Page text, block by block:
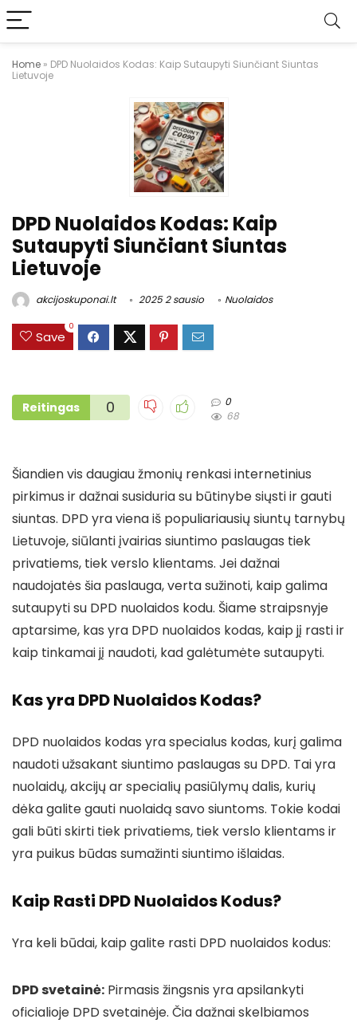
Home » DPD Nuolaidos Kodas: Kaip Sutaupyti Siunčiant Siuntas
Lietuvoje
DPD Nuolaidos Kodas: Kaip
Sutaupyti Siunčiant Siuntas
Lietuvoje
akcijoskuponai.lt 2025 2 sausio Nuolaidos
Save
0
Reitingas 0
0
68
Šiandien vis daugiau žmonių renkasi internetinius
pirkimus ir dažnai susiduria su būtinybe siųsti ir gauti
siuntas. DPD yra viena iš populiariausių siuntų tarnybų
Lietuvoje, siūlanti įvairias siuntimo paslaugas tiek
privatiems, tiek verslo klientams. Jei dažnai
naudojatės šia paslauga, verta sužinoti, kaip galima
sutaupyti su DPD nuolaidos kodu. Šiame straipsnyje
aptarsime, kas yra DPD nuolaidos kodas, kaip jį rasti ir
kaip tinkamai jį naudoti, kad galėtumėte sutaupyti.
Kas yra DPD Nuolaidos Kodas?
DPD nuolaidos kodas yra specialus kodas, kurį galima
naudoti užsakant siuntimo paslaugas su DPD. Tai yra
nuolaidų, akcijų ar specialių pasiūlymų dalis, kurių
dėka galite gauti nuolaidą savo siuntoms. Tokie kodai
gali būti skirti tiek privatiems, tiek verslo klientams ir
yra puikus būdas sumažinti siuntimo išlaidas.
Kaip Rasti DPD Nuolaidos Kodus?
Yra keli būdai, kaip galite rasti DPD nuolaidos kodus:
DPD svetainė: Pirmasis žingsnis yra apsilankyti
oficialioje DPD svetainėje. Čia dažnai skelbiamos